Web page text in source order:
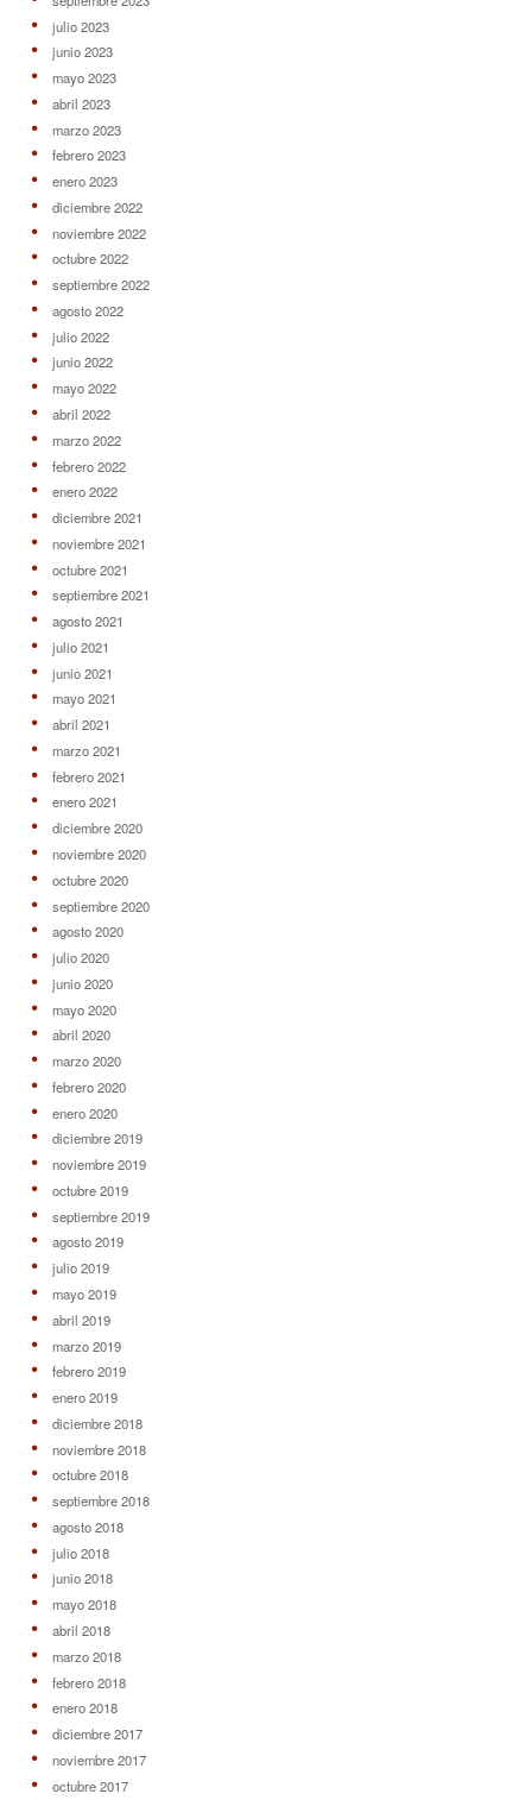
julio 2023
junio 2023
mayo 2023
abril 2023
marzo 2023
febrero 2023
enero 2023
diciembre 2022
noviembre 2022
octubre 2022
septiembre 2022
agosto 2022
julio 2022
junio 2022
mayo 2022
abril 2022
marzo 2022
febrero 2022
enero 2022
diciembre 2021
noviembre 2021
octubre 2021
septiembre 2021
agosto 2021
julio 2021
junio 2021
mayo 2021
abril 2021
marzo 2021
febrero 2021
enero 2021
diciembre 2020
noviembre 2020
octubre 2020
septiembre 2020
agosto 2020
julio 2020
junio 2020
mayo 2020
abril 2020
marzo 2020
febrero 2020
enero 2020
diciembre 2019
noviembre 2019
octubre 2019
septiembre 2019
agosto 2019
julio 2019
mayo 2019
abril 2019
marzo 2019
febrero 2019
enero 2019
diciembre 2018
noviembre 2018
octubre 2018
septiembre 2018
agosto 2018
julio 2018
junio 2018
mayo 2018
abril 2018
marzo 2018
febrero 2018
enero 2018
diciembre 2017
noviembre 2017
octubre 2017